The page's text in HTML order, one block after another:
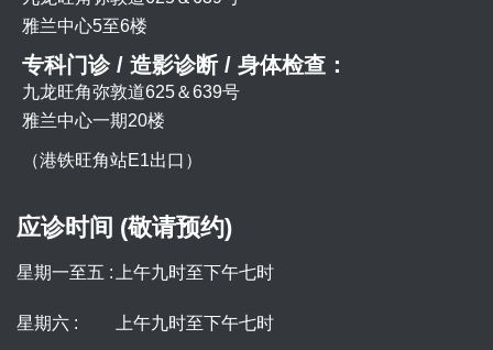
雅兰中心5至6楼
专科门诊 / 造影诊断 / 身体检查：
九龙旺角弥敦道625＆639号
雅兰中心一期20楼
（港铁旺角站E1出口）
应诊时间 (敬请预约)
星期一至五 : 上午九时至下午七时
星期六 : 上午九时至下午七时